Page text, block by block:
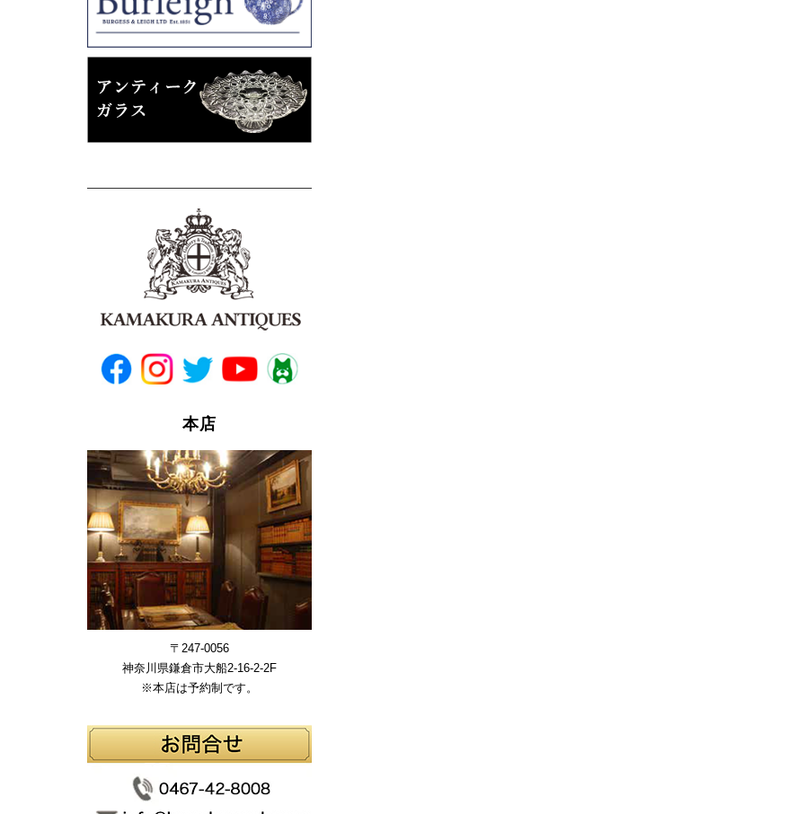
本店
〒247-0056
神奈川県鎌倉市大船2-16-2-2F
※本店は予約制です。